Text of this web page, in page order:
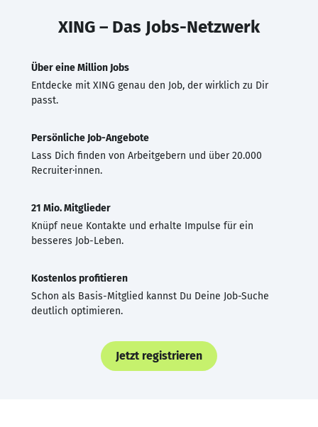
XING – Das Jobs-Netzwerk
Über eine Million Jobs
Entdecke mit XING genau den Job, der wirklich zu Dir
passt.
Persönliche Job-Angebote
Lass Dich finden von Arbeitgebern und über 20.000
Recruiter·innen.
21 Mio. Mitglieder
Knüpf neue Kontakte und erhalte Impulse für ein
besseres Job-Leben.
Kostenlos profitieren
Schon als Basis-Mitglied kannst Du Deine Job-Suche
deutlich optimieren.
Jetzt registrieren